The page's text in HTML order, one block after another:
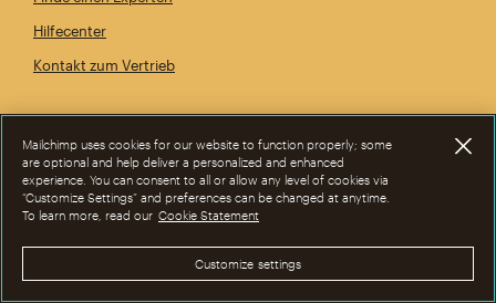
Hilfecenter
Kontakt zum Vertrieb
Mailchimp uses cookies for our website to function properly; some
are optional and help deliver a personalized and enhanced
experience. You can consent to all or allow any level of cookies via
“Customize Settings” and preferences can be changed at anytime.
To learn more, read our Cookie Statement
Customize settings